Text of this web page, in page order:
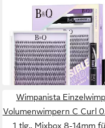
Einzelwimpern Lashes
Extension Set 144PCS
Lash Clusters
29,75 € UVP49,99 €
-40%
in 2-3 Werktagen bei dir
Wimpanista
Volumenwimpern C Curl
1 tlg., Mixbox 8-14mm